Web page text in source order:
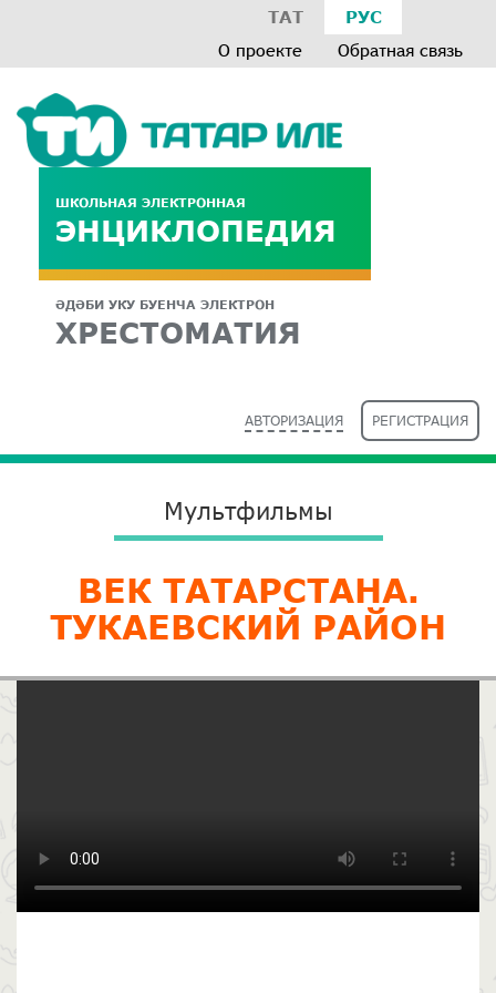
ТАТ РУС
О проекте Обратная связь
ШКОЛЬНАЯ ЭЛЕКТРОННАЯ
ЭНЦИКЛОПЕДИЯ
ӘДӘБИ УКУ БУЕНЧА ЭЛЕКТРОН
ХРЕСТОМАТИЯ
АВТОРИЗАЦИЯ РЕГИСТРАЦИЯ
Мультфильмы
ВЕК ТАТАРСТАНА.
ТУКАЕВСКИЙ РАЙОН